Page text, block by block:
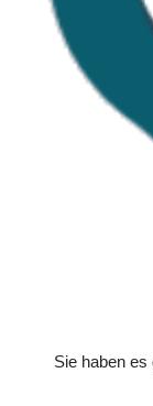
Sie haben